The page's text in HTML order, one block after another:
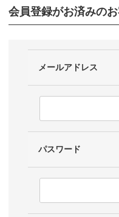
会員登録がお済みの
メールアドレス
パスワード